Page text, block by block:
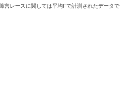
害レースに関しては平均Fで計測されたデータで